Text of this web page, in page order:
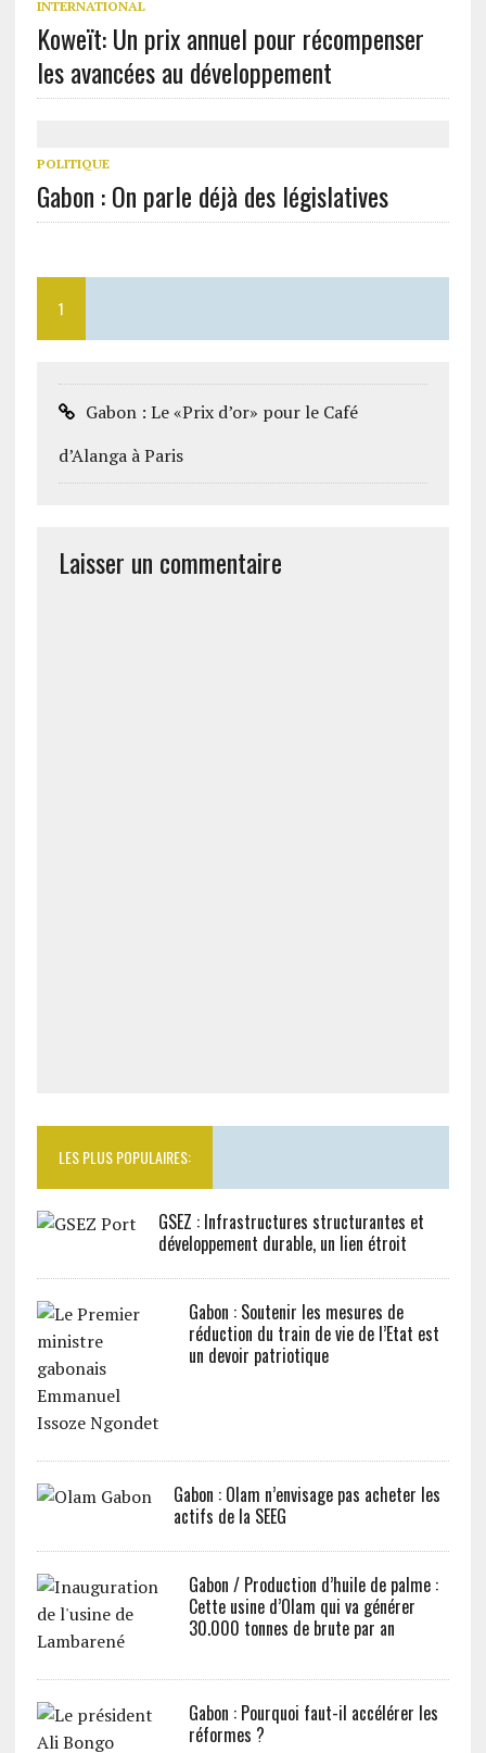
INTERNATIONAL
Koweït: Un prix annuel pour récompenser
les avancées au développement
POLITIQUE
Gabon : On parle déjà des législatives
1
Gabon : Le «Prix d’or» pour le Café
d’Alanga à Paris
Laisser un commentaire
LES PLUS POPULAIRES:
GSEZ : Infrastructures structurantes et
développement durable, un lien étroit
Gabon : Soutenir les mesures de
réduction du train de vie de l’Etat est
un devoir patriotique
Gabon : Olam n’envisage pas acheter les
actifs de la SEEG
Gabon / Production d’huile de palme :
Cette usine d’Olam qui va générer
30.000 tonnes de brute par an
Gabon : Pourquoi faut-il accélérer les
réformes ?